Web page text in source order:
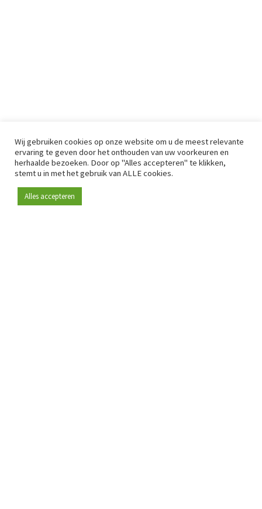
Wij gebruiken cookies op onze website om u de meest relevante
ervaring te geven door het onthouden van uw voorkeuren en
herhaalde bezoeken. Door op "Alles accepteren" te klikken,
stemt u in met het gebruik van ALLE cookies.
Alles accepteren